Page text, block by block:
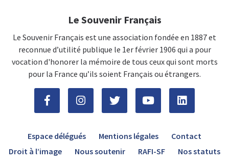
Le Souvenir Français
Le Souvenir Français est une association fondée en 1887 et
reconnue d’utilité publique le 1er février 1906 qui a pour
vocation d'honorer la mémoire de tous ceux qui sont morts
pour la France qu’ils soient Français ou étrangers.
Espace délégués Mentions légales
Contact
Droit à l’image
Nous soutenir RAFI-SF Nos statuts